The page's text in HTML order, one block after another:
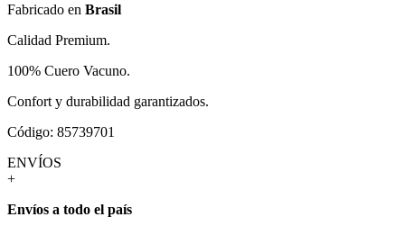
Fabricado en Brasil
Calidad Premium.
100% Cuero Vacuno.
Confort y durabilidad garantizados.
Código: 85739701
ENVÍOS
+
Envíos a todo el país